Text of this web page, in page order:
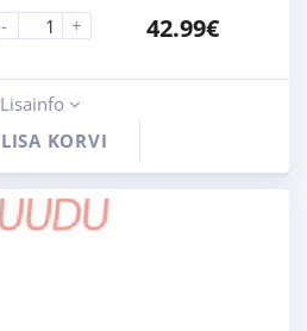
-
+ 42.99€
Lisainfo
LISA KORVI